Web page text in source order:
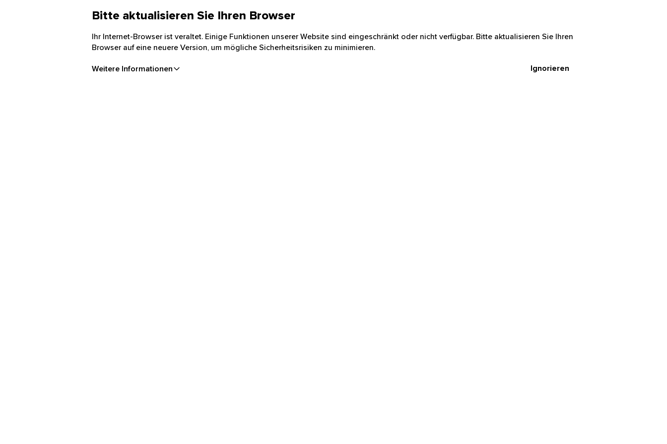
Bitte aktualisieren Sie Ihren Browser
Ihr Internet-Browser ist veraltet. Einige Funktionen unserer Website sind eingeschränkt oder nicht verfügbar. Bitte aktualisieren Sie Ihren
Browser auf eine neuere Version, um mögliche Sicherheitsrisiken zu minimieren.
Weitere Informationen Ignorieren